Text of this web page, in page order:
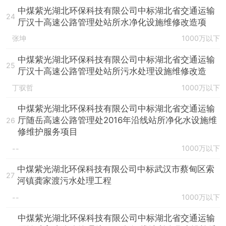
24
中煤紫光湖北环保科技有限公司中标湖北省交通运输
厅汉十高速公路管理处站所水净化设施维修改造项
张坤 1000万以下
25
中煤紫光湖北环保科技有限公司中标湖北省交通运输
厅汉十高速公路管理处站所污水处理设施维修改造
丁驭哲 1000万以下
26
中煤紫光湖北环保科技有限公司中标湖北省交通运输
厅随岳高速公路管理处2016年沿线站所净化水设施维
修维护服务项目
-- 1000万以下
27
中煤紫光湖北环保科技有限公司中标武汉市蔡甸区索
河镇龚家渡污水处理工程
-- 1000万以下
中煤紫光湖北环保科技有限公司中标湖北省交通运输